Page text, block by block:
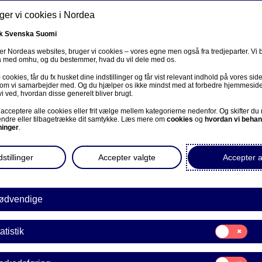
Om os Investorer Nyheder & indblik Karriere
på papirerne før det
sent
vi cookies i Nordea
Svenska Suomi
Nordeas websites, bruger vi cookies – vores egne men også fra tredjeparter. Vi
med omhu, og du bestemmer, hvad du vil dele med os.
cookies, får du fx husket dine indstillinger og får vist relevant indhold på vores
vi samarbejder med. Og du hjælper os ikke mindst med at forbedre
ved, hvordan disse generelt bliver brugt.
alle cookies eller frit vælge mellem kategorierne nedenfor. Og skifter du
eller tilbagetrække dit samtykke. Læs mere om cookies og hvordan vi
.
Accepter
Accepter valgte
Samtykke
til:
Statistik